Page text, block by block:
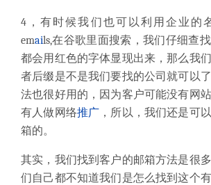
4，有时候我们也可以利用企业的
emails,在谷歌里面搜索，我们仔细查
都会用红色的字体显现出来，那么我
者后缀是不是我们要找的公司就可以
法也很好用的，因为客户可能没有网
有人做网络推广 ，所以，我们还是可
箱的。
其实，我们找到客户的邮箱方法是很
们自己都不知道我们是怎么找到这个